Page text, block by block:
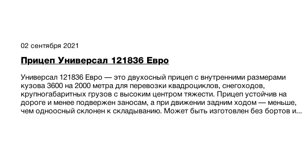
02 сентября 2021
Прицеп Универсал 121836 Евро
Универсал 121836 Евро — это двухосный прицеп с внутренними размерами
кузова 3600 на 2000 метра для перевозки квадроциклов, снегоходов,
крупногабаритных грузов с высоким центром тяжести. Прицеп устойчив на
дороге и менее подвержен заносам, а при движении задним ходом — меньше,
чем одноосный склонен к складыванию. Может быть изготовлен без бортов и...